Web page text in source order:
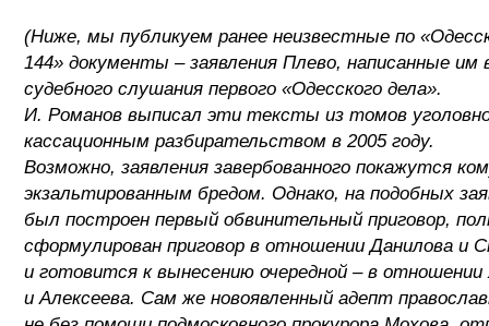
(Ниже, мы публикуем ранее неизвестные по
144» документы – заявления Плево, написанные им
судебного слушания первого «Одесского дела».
И. Романов выписал эти тексты из томов
кассационным разбирательством в 2005 году.
Возможно, заявления завербованного покажутся
экзальтированным бредом. Однако, на подобных
был построен первый обвинительный приговор,
сформулирован приговор в отношении Данилова и
и готовится к вынесению очередной – в отношении
и Алексеева. Сам же новоявленный адепт